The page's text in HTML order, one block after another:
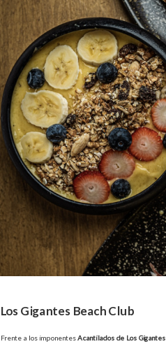
Los Gigantes Beach Club
Frente a los imponentesAcantilados de Los Gigantes